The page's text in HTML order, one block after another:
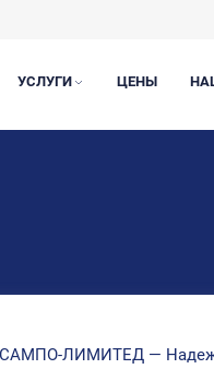
УСЛУГИ ЦЕНЫ
ЛИМИТЕД —